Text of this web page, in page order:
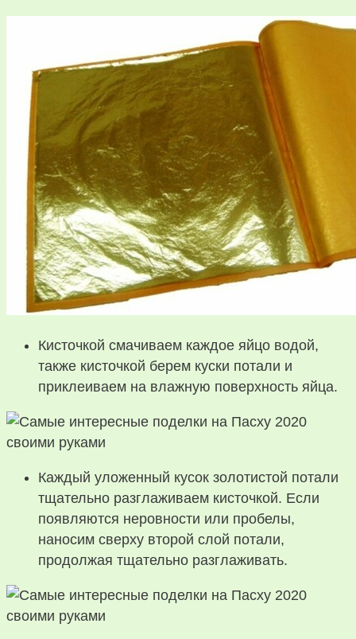
Кисточкой смачиваем каждое яйцо водой,
также кисточкой берем куски потали и
приклеиваем на влажную поверхность яйца.
Каждый уложенный кусок золотистой потали
тщательно разглаживаем кисточкой. Если
появляются неровности или пробелы,
наносим сверху второй слой потали,
продолжая тщательно разглаживать.